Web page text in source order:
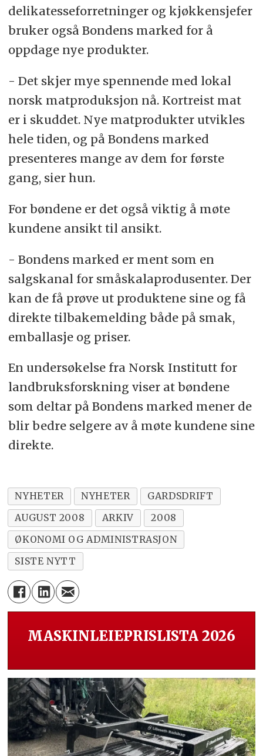
delikatesseforretninger og kjøkkensjefer
bruker også Bondens marked for å
oppdage nye produkter.
- Det skjer mye spennende med lokal
norsk matproduksjon nå. Kortreist mat
er i skuddet. Nye matprodukter utvikles
hele tiden, og på Bondens marked
presenteres mange av dem for første
gang, sier hun.
For bøndene er det også viktig å møte
kundene ansikt til ansikt.
- Bondens marked er ment som en
salgskanal for småskalaprodusenter. Der
kan de få prøve ut produktene sine og få
direkte tilbakemelding både på smak,
emballasje og priser.
En undersøkelse fra Norsk Institutt for
landbruksforskning viser at bøndene
som deltar på Bondens marked mener de
blir bedre selgere av å møte kundene sine
direkte.
NYHETER NYHETER
GARDSDRIFT
AUGUST 2008
ARKIV
2008
ØKONOMI OG ADMINISTRASJON
SISTE NYTT
MASKINLEIEPRISLISTA 2026